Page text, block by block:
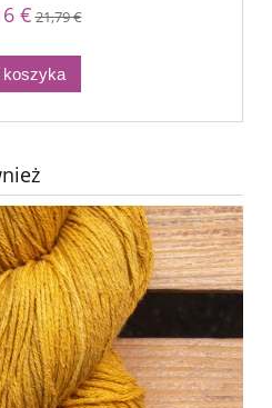
€21,79 €
koszyka